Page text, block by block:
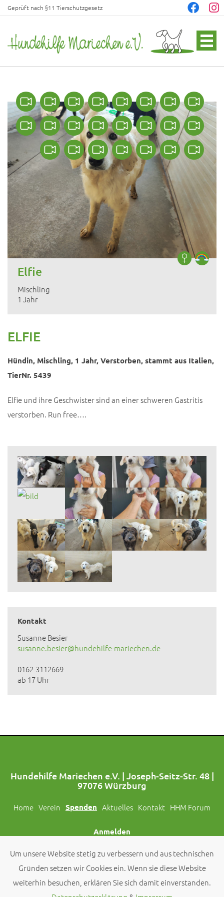
Geprüft nach §11 Tierschutzgesetz
Elfie
Mischling
1 Jahr
ELFIE
Hündin, Mischling, 1 Jahr, Verstorben, stammt aus Italien,
TierNr. 5439
Elfie und ihre Geschwister sind an einer schweren Gastritis
verstorben. Run free….
Kontakt
Susanne Besier
susanne.besier@hundehilfe-mariechen.de
0162-3112669
ab 17 Uhr
Hundehilfe Mariechen e.V. | Joseph-Seitz-Str. 48 |
97076 Würzburg
Home Verein Spenden Aktuelles Kontakt HHM Forum
Anmelden
Folgt uns auch auf Social Media!
© 2026 byHundehilfe Mariechen e.V.
Um unsere Website stetig zu verbessern und aus technischen
Gründen setzen wir Cookies ein. Wenn sie diese Website
weiterhin besuchen, erklären Sie sich damit einverstanden.